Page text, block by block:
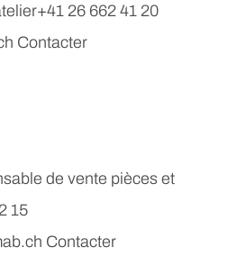
26 662 41 20
Contacter
de vente pièces et
15
Contacter